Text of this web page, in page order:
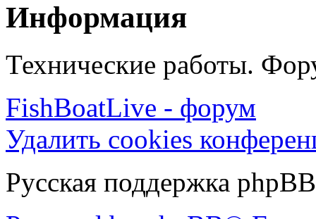
Информация
Технические работы.
FishBoatLive - форум
Удалить cookies
Русская поддержка phpBB